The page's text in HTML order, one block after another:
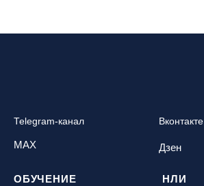
Telegram-канал Вконтакте
MAX Дзен
ОБУЧЕНИЕ НЛИ